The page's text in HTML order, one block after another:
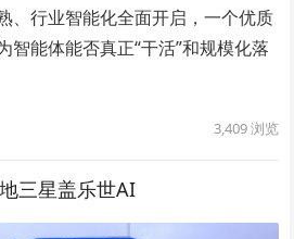
、行业智能化全面开启，一个优质
智能体能否真正“干活”和规模化落
3,409浏览
三星盖乐世AI